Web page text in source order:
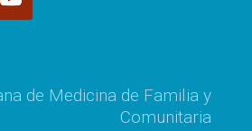
de Medicina de Familia y
Comunitaria